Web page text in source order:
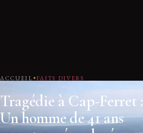
ACCUEIL FAITS DIVERS
Tragédie à Cap-Ferret :
Un homme de 41 ans